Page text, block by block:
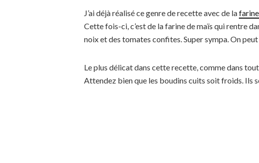
J’ai déjà réalisé ce genre de recette avec de la
Cette fois-ci, c’est de la farine de maïs qui rentre
noix et des tomates confites. Super sympa. On
Le plus délicat dans cette recette, comme dans
Attendez bien que les boudins cuits soit froids. Ils